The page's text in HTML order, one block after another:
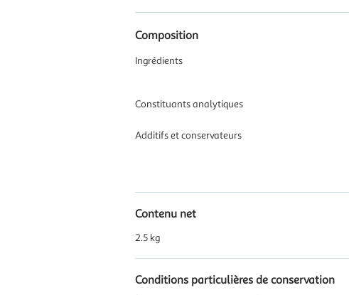
Composition
Ingrédients
Constituants analytiques
Additifs et conservateurs
Contenu net
2.5 kg
Conditions particulières de conservation